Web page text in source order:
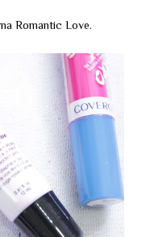
Romantic Love.